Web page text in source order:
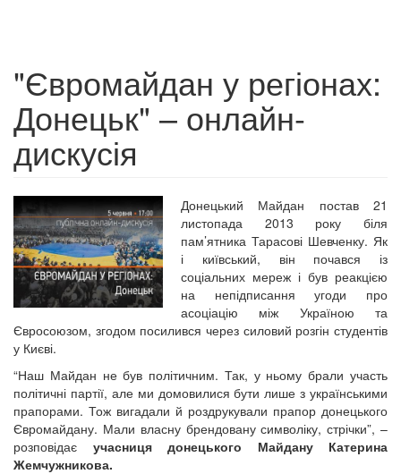
"Євромайдан у регіонах:
Донецьк" – онлайн-
дискусія
Донецький Майдан постав 21
листопада 2013 року біля
пам’ятника Тарасові Шевченку. Як
і київський, він почався із
соціальних мереж і був реакцією
на непідписання угоди про
асоціацію між Україною та
Євросоюзом, згодом посилився через силовий розгін студентів
у Києві.
“Наш Майдан не був політичним. Так, у ньому брали участь
політичні партії, але ми домовилися бути лише з українськими
прапорами. Тож вигадали й роздрукували прапор донецького
Євромайдану. Мали власну брендовану символіку, стрічки”, –
розповідає учасниця донецького Майдану Катерина
Жемчужникова.